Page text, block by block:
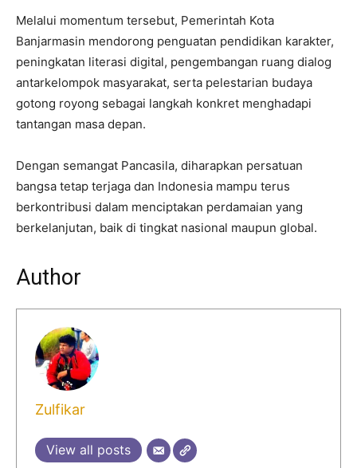
Melalui momentum tersebut, Pemerintah Kota
Banjarmasin mendorong penguatan pendidikan karakter,
peningkatan literasi digital, pengembangan ruang dialog
antarkelompok masyarakat, serta pelestarian budaya
gotong royong sebagai langkah konkret menghadapi
tantangan masa depan.
Dengan semangat Pancasila, diharapkan persatuan
bangsa tetap terjaga dan Indonesia mampu terus
berkontribusi dalam menciptakan perdamaian yang
berkelanjutan, baik di tingkat nasional maupun global.
Author
Zulfikar
View all posts